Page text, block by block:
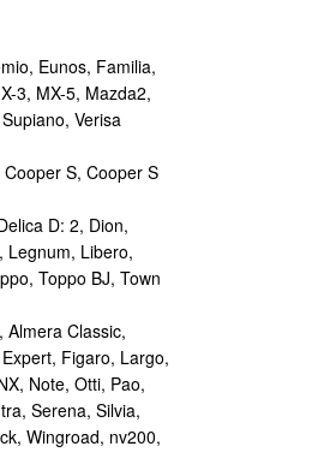
Eunos, Familia,
3, MX-5, Mazda2,
Verisa
S, Cooper S
D: 2, Dion,
Legnum, Libero,
Toppo BJ, Town
Almera Classic,
Figaro, Largo,
Note, Otti, Pao,
Serena, Silvia,
Wingroad, nv200,